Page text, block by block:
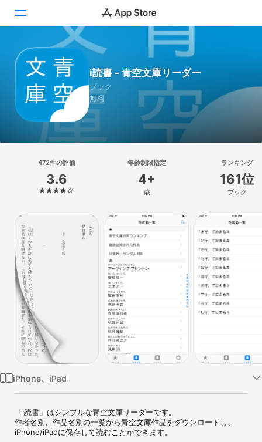
Today
ゲーム
アプリ
Arcade
検索
プラットフォーム
iPhone
iPad
Mac
Vision
Watch
TV
i読書 - 青空文庫リーダー
ブック
無料
472件の評価
3.6
年齢制限指定
4+
歳
ランキング
161位
ブック
iPhone、iPad
「i読書」はシンプルな青空文庫リーダーです。
作者名別、作品名別の一覧から青空文庫作品をダウンロードし、
iPhone/iPadに保存して読むことができます。